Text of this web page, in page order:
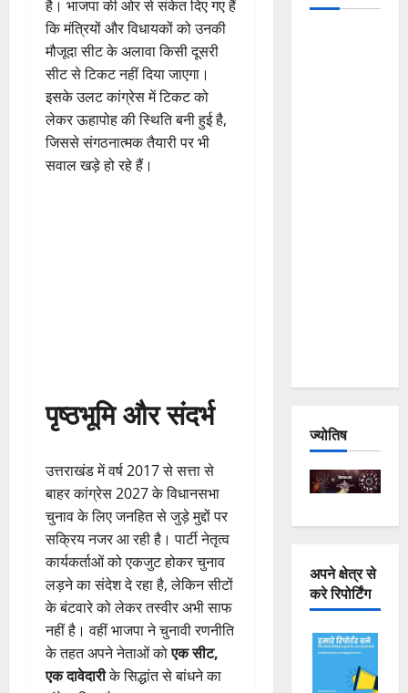
है। भाजपा की ओर से संकेत दिए गए हैं
कि मंत्रियों और विधायकों को उनकी
मौजूदा सीट के अलावा किसी दूसरी
सीट से टिकट नहीं दिया जाएगा।
इसके उलट कांग्रेस में टिकट को
लेकर ऊहापोह की स्थिति बनी हुई है,
जिससे संगठनात्मक तैयारी पर भी
सवाल खड़े हो रहे हैं।
पृष्ठभूमि और संदर्भ
उत्तराखंड में वर्ष 2017 से सत्ता से
बाहर कांग्रेस 2027 के विधानसभा
चुनाव के लिए जनहित से जुड़े मुद्दों पर
सक्रिय नजर आ रही है। पार्टी नेतृत्व
कार्यकर्ताओं को एकजुट होकर चुनाव
लड़ने का संदेश दे रहा है, लेकिन सीटों
के बंटवारे को लेकर तस्वीर अभी साफ
नहीं है। वहीं भाजपा ने चुनावी रणनीति
के तहत अपने नेताओं कोएक सीट,
एक दावेदारीके सिद्धांत से बांधने का
ज्योतिष
अपने क्षेत्र से
करे रिपोर्टिंग